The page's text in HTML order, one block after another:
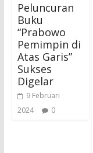
Peluncuran
Buku
“Prabowo
Pemimpin di
Atas Garis”
Sukses
Digelar
9 Februari
2024
0